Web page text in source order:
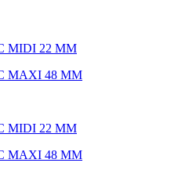
MIDI 22 ММ
MAXI 48 ММ
MIDI 22 ММ
MAXI 48 ММ